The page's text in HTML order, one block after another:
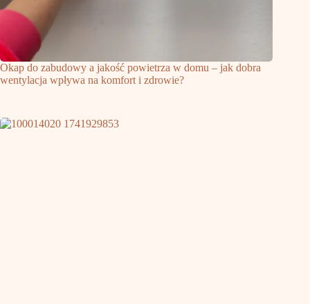
Okap do zabudowy a jakość powietrza w domu – jak dobra
wentylacja wpływa na komfort i zdrowie?